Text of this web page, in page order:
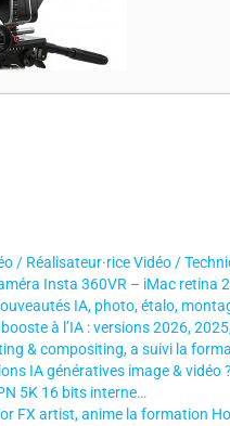
/ Réalisateur·rice Vidéo /
Insta 360VR – iMac retina
IA, photo, étalo,
à l’IA : versions 2026,
& compositing, a suivi la
IA génératives image & vidéo ?
5K 16 bits interne…
FX artist, anime la formation